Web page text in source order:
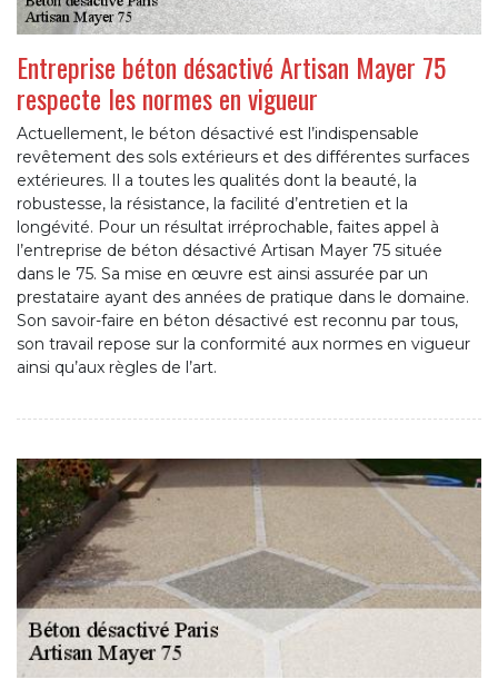
Entreprise béton désactivé Artisan Mayer 75
respecte les normes en vigueur
Actuellement, le béton désactivé est l’indispensable
revêtement des sols extérieurs et des différentes surfaces
extérieures. Il a toutes les qualités dont la beauté, la
robustesse, la résistance, la facilité d’entretien et la
longévité. Pour un résultat irréprochable, faites appel à
l’entreprise de béton désactivé Artisan Mayer 75 située
dans le 75. Sa mise en œuvre est ainsi assurée par un
prestataire ayant des années de pratique dans le domaine.
Son savoir-faire en béton désactivé est reconnu par tous,
son travail repose sur la conformité aux normes en vigueur
ainsi qu’aux règles de l’art.